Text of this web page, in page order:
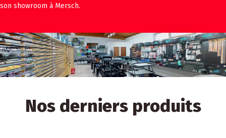
son showroom à Mersch.
Nos derniers produits